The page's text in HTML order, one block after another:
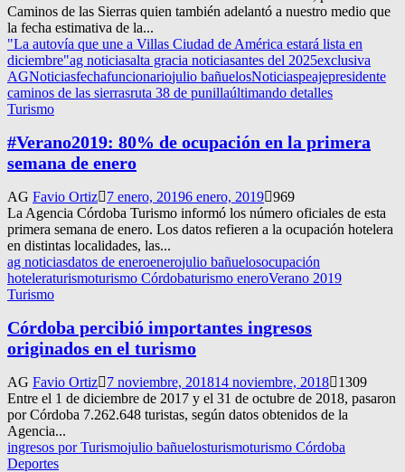
Caminos de las Sierras quien también adelantó a nuestro medio que
la fecha estimativa de la...
"La autovía que une a Villas Ciudad de América estará lista en
diciembre"ag noticiasalta gracia noticiasantes del 2025exclusiva
AGNoticiasfechafuncionariojulio bañuelosNoticiaspeajepresidente
caminos de las sierrasruta 38 de punillaúltimando detalles
Turismo
#Verano2019: 80% de ocupación en la primera
semana de enero
AG Favio Ortiz 7 enero, 20196 enero, 2019 969
La Agencia Córdoba Turismo informó los número oficiales de esta
primera semana de enero. Los datos refieren a la ocupación hotelera
en distintas localidades, las...
ag noticiasdatos de eneroenerojulio bañuelosocupación
hoteleraturismoturismo Córdobaturismo eneroVerano 2019
Turismo
Córdoba percibió importantes ingresos
originados en el turismo
AG Favio Ortiz 7 noviembre, 201814 noviembre, 2018
1309
Entre el 1 de diciembre de 2017 y el 31 de octubre de 2018, pasaron
por Córdoba 7.262.648 turistas, según datos obtenidos de la
Agencia...
ingresos por Turismojulio bañuelosturismoturismo Córdoba
Deportes